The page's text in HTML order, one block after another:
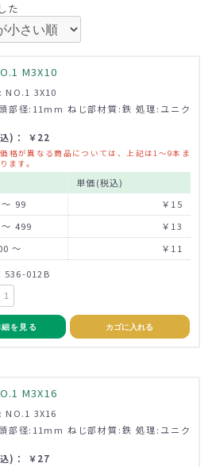
た
M3X10
NO.1 3X10
部径:11mm ねじ部材質:鉄 処理:ユニク
)： ￥22
格が異なる商品については、上記は1～9本ま
ます。
単価(税込)
99
￥15
499
￥13
～
￥11
536-012B
を見る カゴに入れる
M3X16
NO.1 3X16
部径:11mm ねじ部材質:鉄 処理:ユニク
)： ￥27